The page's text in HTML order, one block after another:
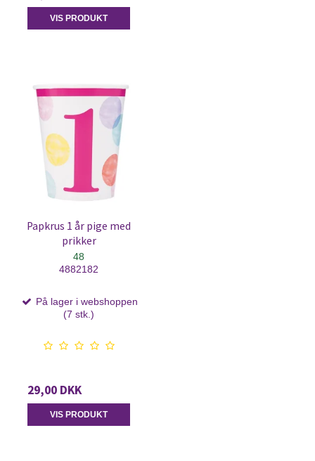
VIS PRODUKT
Papkrus 1 år pige med
prikker
48
4882182
På lager i webshoppen
(7 stk.)
29,00 DKK
VIS PRODUKT